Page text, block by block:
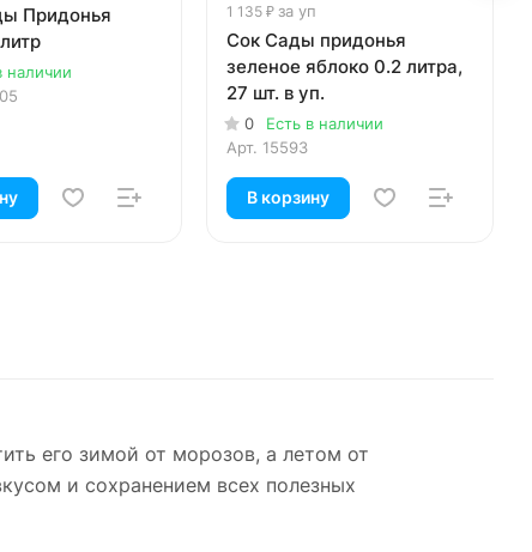
Придонья
наличии
1 135 ₽ за уп
Сок Сады придонья
зеленое яблоко 0.2 литра,
27 шт. в уп.
0
Есть в наличии
Арт. 15593
В корзину
его зимой от морозов, а летом от
и сохранением всех полезных